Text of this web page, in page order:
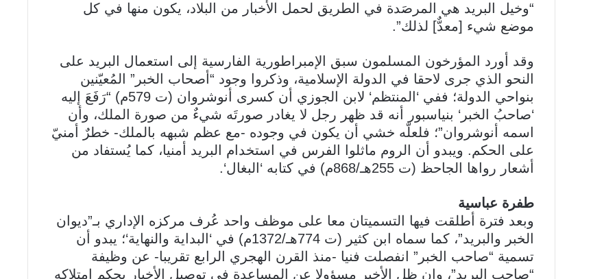
“وخيل البريد هي المرصَدة في الطريق لحمل الأخبار من البلاد، يكون منها في كل
موضع شيء [معدٌّ] لذلك”.
وقد أورد المؤرخون المسلمون سبق الإمبراطورية الفارسية إلى استعمال البريد على
النحو الذي جرى لاحقا في الدولة الإسلامية، وذكروا وجود “أصحاب الخبر” المُعيّنين
بنواحي الدولة؛ ففي ‘المنتظم‘ لابن الجوزي أن كسرى أنوشروان (ت 579م) “رَفَعَ إليه
‘صاحبُ الخبر‘ بنياسبور أنه قد ظهر رجل لا يغادر صورتَه شيءٌ من صورة الملك، وأن
اسمه أنوشروان”؛ فلعلّه خشي أن يكون في وجوده -مع عظم شبهه بالملك- خطرٌ أمنيّ
على الحكم. ويبدو أن الروم ماثلوا الفرس في استخدام البريد أمنيا، كما يُستفاد من
أشعار رواها الجاحظ (ت 255هـ/868م) في كتابه ‘البغال‘.
طفرة عباسية
وبعد فترة أطلقت فيها التسميتان معا على موظف واحد عُرف مركزه الإداري بـ”ديوان
الخبر والبريد”، كما سماه ابن كثير (ت 774هـ/1372م) في ‘البداية والنهاية‘؛ يبدو أن
تسمية “صاحب الخبر” انفصلت فنيا -منذ القرن الهجري الرابع تقريبا- عن وظيفة
“صاحب البريد”، وإن ظل الأخير مسؤولا عن المساعدة في توصيل الأخبار بحكم امتلاكه